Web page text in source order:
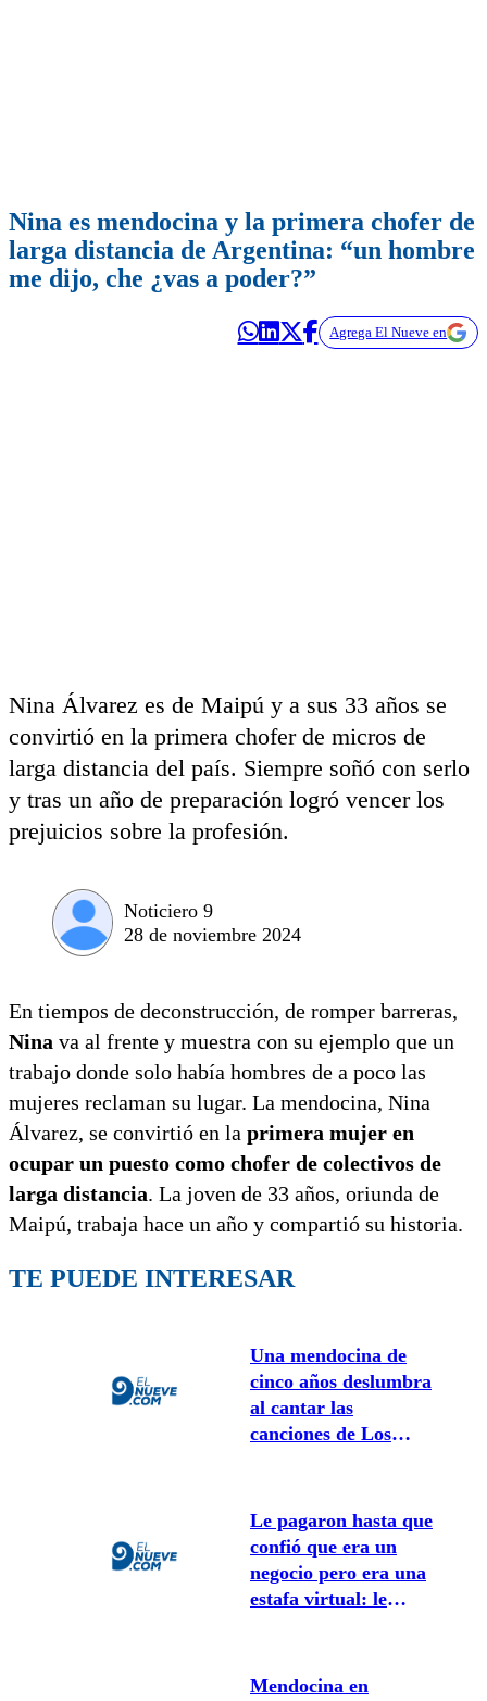
Nina es mendocina y la primera chofer de
larga distancia de Argentina: “un hombre
me dijo, che ¿vas a poder?”
Agrega El Nueve en
Nina Álvarez es de Maipú y a sus 33 años se
convirtió en la primera chofer de micros de
larga distancia del país. Siempre soñó con serlo
y tras un año de preparación logró vencer los
prejuicios sobre la profesión.
Noticiero 9
28 de noviembre 2024
En tiempos de deconstrucción, de romper barreras,
Nina va al frente y muestra con su ejemplo que un
trabajo donde solo había hombres de a poco las
mujeres reclaman su lugar. La mendocina, Nina
Álvarez, se convirtió en la primera mujer en
ocupar un puesto como chofer de colectivos de
larga distancia. La joven de 33 años, oriunda de
Maipú, trabaja hace un año y compartió su historia.
TE PUEDE INTERESAR
Una mendocina de
cinco años deslumbra
al cantar las
canciones de Los
audio
Le pagaron hasta que
confió que era un
negocio pero era una
estafa virtual: le
mendocina
Mendocina en